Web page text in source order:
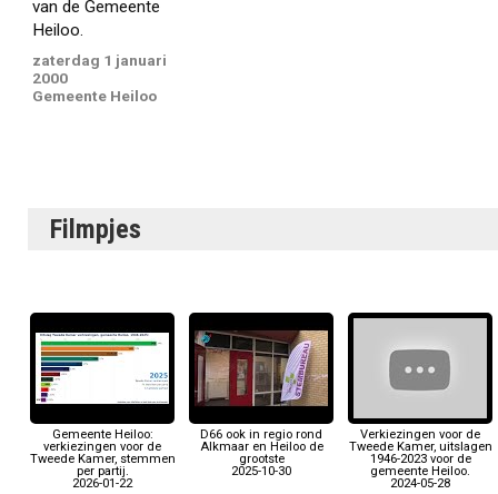
van de Gemeente
Heiloo.
zaterdag 1 januari
2000
Gemeente Heiloo
Filmpjes
Gemeente Heiloo:
verkiezingen voor de
Tweede Kamer, stemmen
per partij.
2026-01-22
D66 ook in regio rond
Alkmaar en Heiloo de
grootste
2025-10-30
Verkiezingen voor de
Tweede Kamer, uitslagen
1946-2023 voor de
gemeente Heiloo.
2024-05-28